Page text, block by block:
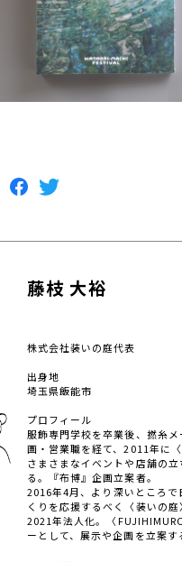
藤枝 大裕
株式会社装いの庭代表
出身地
埼玉県飯能市
プロフィール
服飾専門学校を卒業後、撚糸
画・営業職を経て、2011年に〈
さまさまなイベントや店舗の
る。『布博』企画立案者。
2016年4月、より深いところで
くりを応援するべく〈装いの庭
2021年法人化。〈
ーとして、展示や企画を立案す